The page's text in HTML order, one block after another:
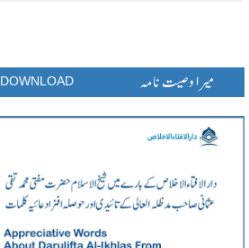
DOWNLOAD میرا وصیت نامہ